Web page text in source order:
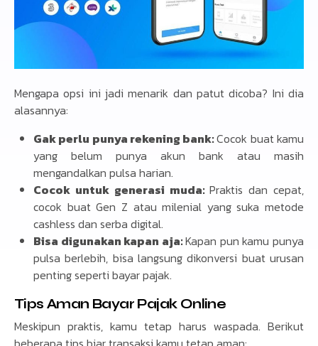
Mengapa opsi ini jadi menarik dan patut dicoba? Ini dia
alasannya:
Gak perlu punya rekening bank:Cocok buat kamu
yang belum punya akun bank atau masih
mengandalkan pulsa harian.
Cocok untuk generasi muda:Praktis dan cepat,
cocok buat Gen Z atau milenial yang suka metode
cashless dan serba digital.
Bisa digunakan kapan aja:Kapan pun kamu punya
pulsa berlebih, bisa langsung dikonversi buat urusan
penting seperti bayar pajak.
Tips Aman Bayar Pajak Online
Meskipun praktis, kamu tetap harus waspada. Berikut